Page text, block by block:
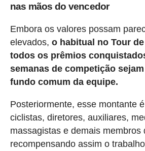
nas mãos do vencedor
Embora os valores possam
elevados, o habitual no Tour
todos os prêmios
semanas de competição
fundo comum da equipe.
Posteriormente, esse montante
ciclistas, diretores, auxiliares,
massagistas e demais membros
recompensando assim o